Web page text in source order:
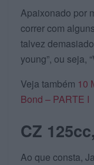
Apaixonado por
correr com
talvez
young”, ou seja,
Veja também 10
Bond – PARTE I
CZ
Ao que consta,